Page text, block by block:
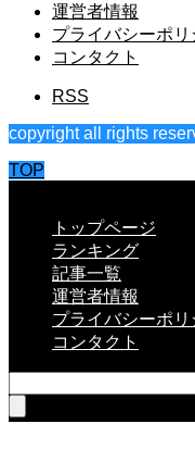
運営者情報
プライバシーポリ
コンタクト
RSS
copyright all rights
TOP
トップページ
ランキング
記事一覧
運営者情報
プライバシーポリ
コンタクト